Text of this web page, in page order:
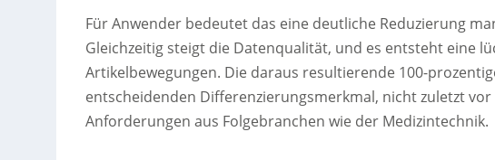
Für Anwender bedeutet das eine deutliche Reduzierung
Gleichzeitig steigt die Datenqualität, und es entsteht eine
Artikelbewegungen. Die daraus resultierende 100-
entscheidenden Differenzierungsmerkmal, nicht zuletzt
Anforderungen aus Folgebranchen wie der Medizintechnik.